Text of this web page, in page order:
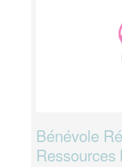
Bénévole
Ressources